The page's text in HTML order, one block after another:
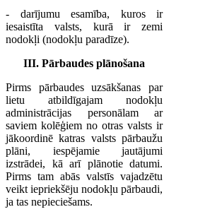
- darījumu esamība, kuros ir
iesaistīta valsts, kurā ir zemi
nodokļi (nodokļu paradīze).
III. Pārbaudes plānošana
Pirms pārbaudes uzsākšanas par
lietu atbildīgajam nodokļu
administrācijas personālam ar
saviem kolēģiem no otras valsts ir
jākoordinē katras valsts pārbaužu
plāni, iespējamie jautājumi
izstrādei, kā arī plānotie datumi.
Pirms tam abās valstīs vajadzētu
veikt iepriekšēju nodokļu pārbaudi,
ja tas nepieciešams.